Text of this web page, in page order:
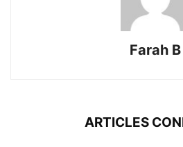
Farah B
ARTICLES